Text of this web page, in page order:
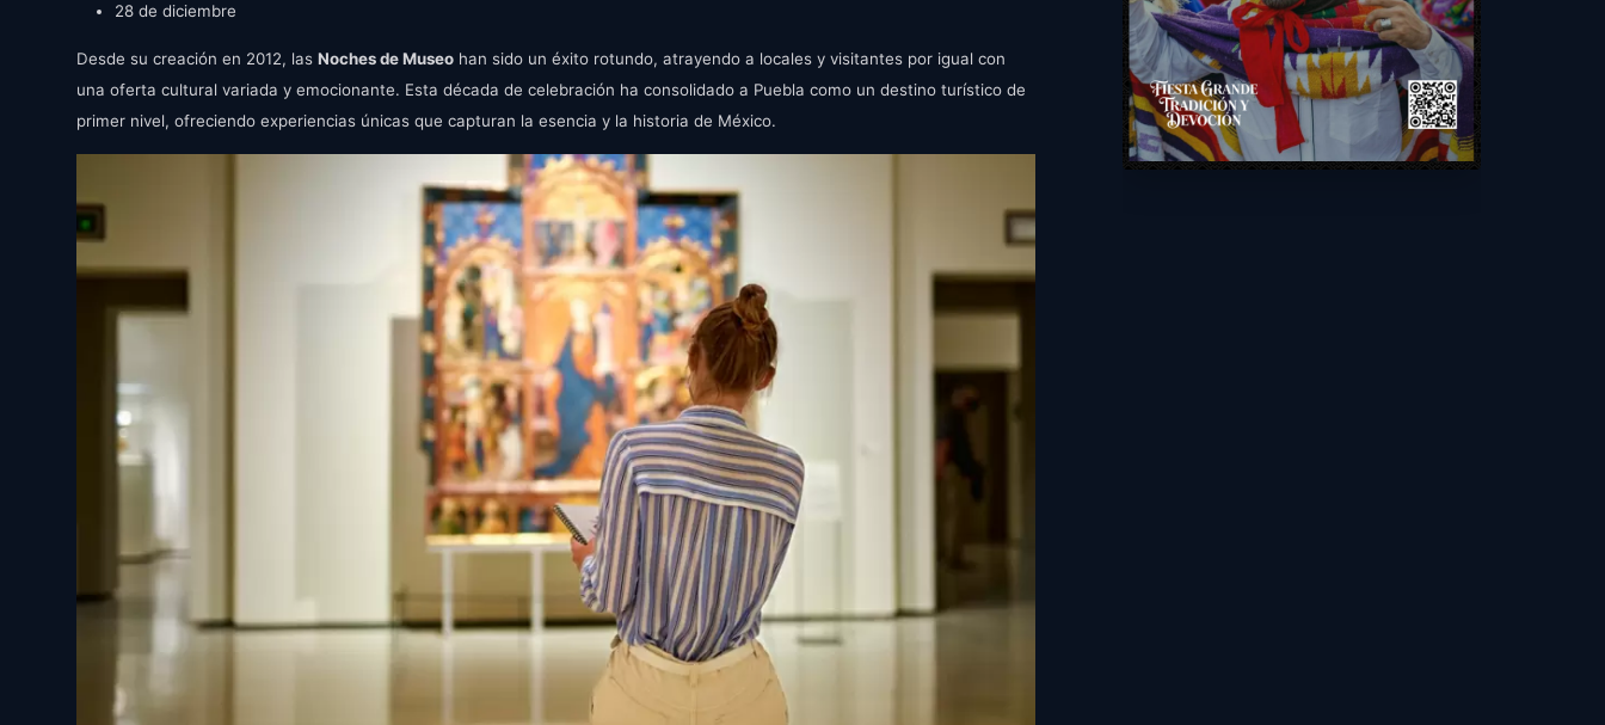
28 de diciembre
Desde su creación en 2012, las Noches de Museo han sido un éxito rotundo, atrayendo a locales y visitantes por igual con
una oferta cultural variada y emocionante. Esta década de celebración ha consolidado a Puebla como un destino turístico de
primer nivel, ofreciendo experiencias únicas que capturan la esencia y la historia de México.